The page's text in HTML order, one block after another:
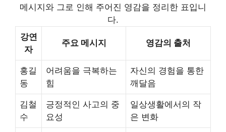
메시지와 그로 인해 주어진 영감을 정리한 표입니
다.
강연
자
주요 메시지 영감의 출처
홍길
동
어려움을 극복하는
힘
자신의 경험을 통한
깨달음
김철
수
긍정적인 사고의 중
요성
일상생활에서의 작
은 변화